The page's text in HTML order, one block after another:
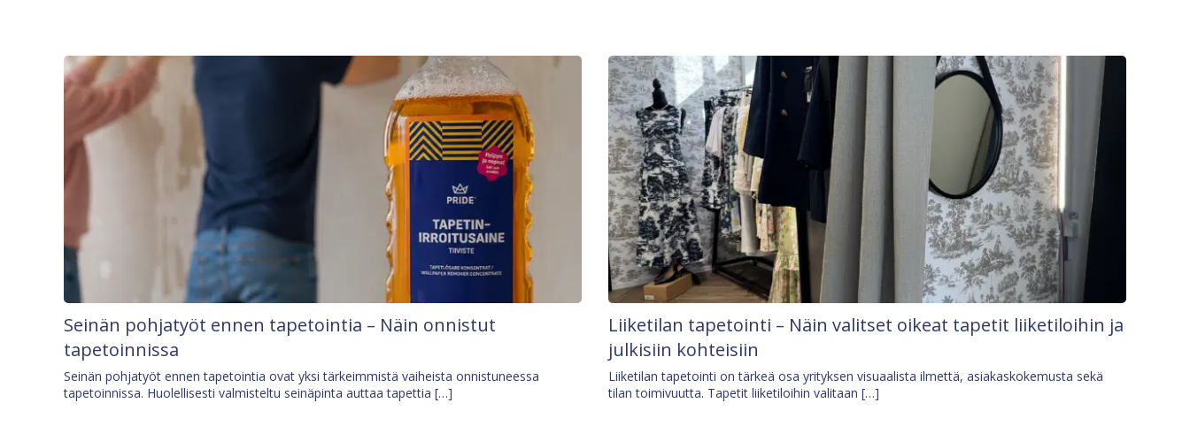
Seinän pohjatyöt ennen tapetointia – Näin onnistut
tapetoinnissa
Seinän pohjatyöt ennen tapetointia ovat yksi tärkeimmistä vaiheista onnistuneessa
tapetoinnissa. Huolellisesti valmisteltu seinäpinta auttaa tapettia […]
Liiketilan tapetointi – Näin valitset oikeat tapetit liiketiloihin ja
julkisiin kohteisiin
Liiketilan tapetointi on tärkeä osa yrityksen visuaalista ilmettä, asiakaskokemusta sekä
tilan toimivuutta. Tapetit liiketiloihin valitaan […]